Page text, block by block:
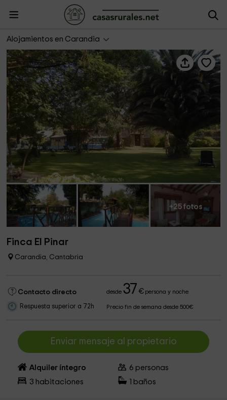
Alojamientos en Carandia
+25 fotos
Finca El Pinar
Carandia, Cantabria
Contacto directo desde37 €persona y noche
Respuesta superior a 72h Precio fin de semana desde 500€
Enviar mensaje al propietario
Alquiler íntegro 6 personas
3 habitaciones baños